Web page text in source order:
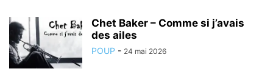
Chet Baker – Comme si j’avais
des ailes
POUP - 24 mai 2026